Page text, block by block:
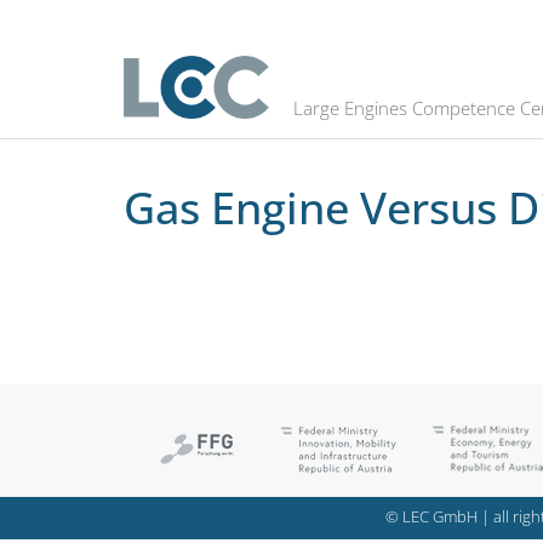
Large Engines Competence
Gas Engine Versus Diesel
Gas Engine Versus
© LEC GmbH | all